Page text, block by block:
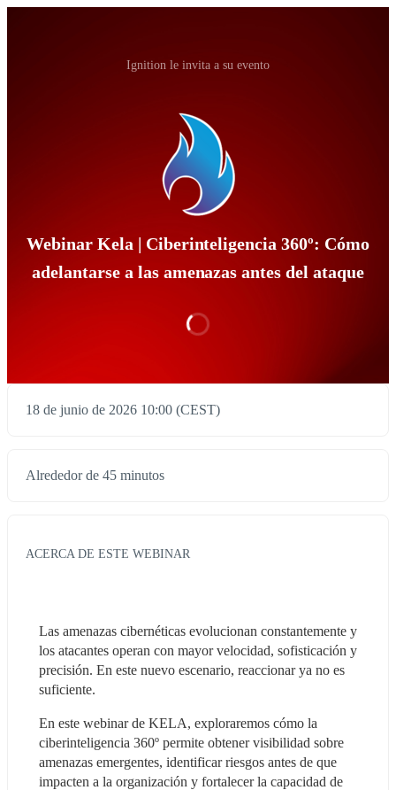
Ignition le invita a su evento
Webinar Kela | Ciberinteligencia 360º: Cómo
adelantarse a las amenazas antes del ataque
18 de junio de 2026 10:00 (CEST)
Alrededor de 45 minutos
ACERCA DE ESTE WEBINAR
Las amenazas cibernéticas evolucionan constantemente y
los atacantes operan con mayor velocidad, sofisticación y
precisión. En este nuevo escenario, reaccionar ya no es
suficiente.
En este webinar de KELA, exploraremos cómo la
ciberinteligencia 360º permite obtener visibilidad sobre
amenazas emergentes, identificar riesgos antes de que
impacten a la organización y fortalecer la capacidad de